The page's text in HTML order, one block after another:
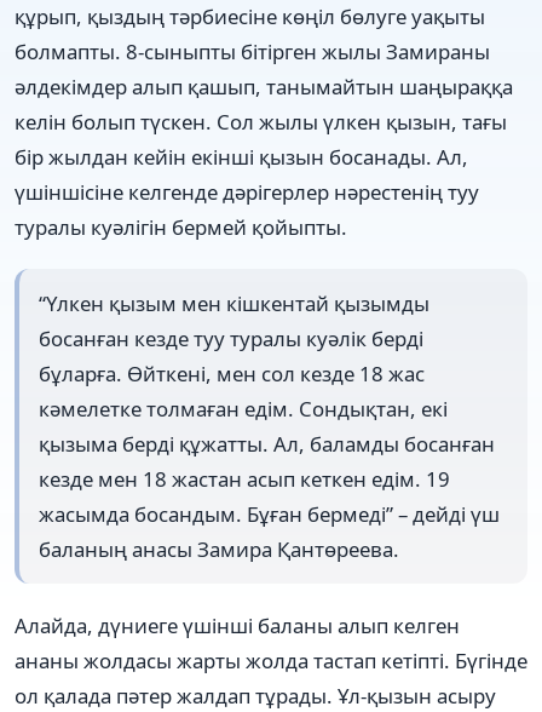
құрып, қыздың тәрбиесіне көңіл бөлуге уақыты
болмапты. 8-сыныпты бітірген жылы Замираны
әлдекімдер алып қашып, танымайтын шаңыраққа
келін болып түскен. Сол жылы үлкен қызын, тағы
бір жылдан кейін екінші қызын босанады. Ал,
үшіншісіне келгенде дәрігерлер нәрестенің туу
туралы куәлігін бермей қойыпты.
“Үлкен қызым мен кішкентай қызымды
босанған кезде туу туралы куәлік берді
бұларға. Өйткені, мен сол кезде 18 жас
кәмелетке толмаған едім. Сондықтан, екі
қызыма берді құжатты. Ал, баламды босанған
кезде мен 18 жастан асып кеткен едім. 19
жасымда босандым. Бұған бермеді” – дейді үш
баланың анасы Замира Қантөреева.
Алайда, дүниеге үшінші баланы алып келген
ананы жолдасы жарты жолда тастап кетіпті. Бүгінде
ол қалада пәтер жалдап тұрады. Ұл-қызын асыру